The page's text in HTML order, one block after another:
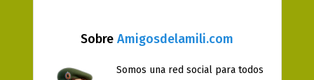
Sobre Amigosdelamili.com
Somos una red social para todos